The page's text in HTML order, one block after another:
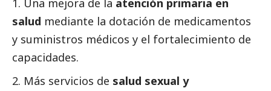
Una mejora de la atención primaria en
salud mediante la dotación de medicamentos
y suministros médicos y el fortalecimiento de
capacidades.
Más servicios de salud sexual y